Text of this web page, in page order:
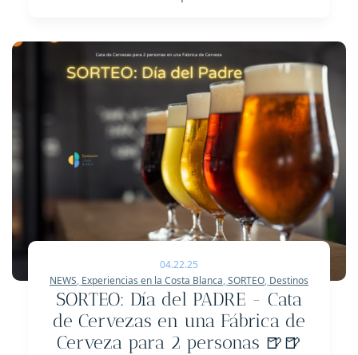
04.22.25
NEWS, Experiencias en la Costa Blanca,SORTEO, Destinos
SORTEO: Día del PADRE - Cata
de Cervezas en una Fábrica de
Cerveza para 2 personas 🍺🍺